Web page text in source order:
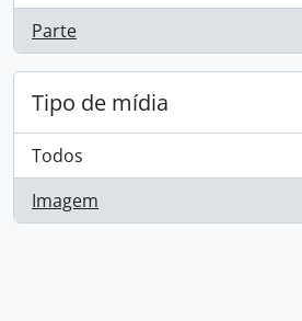
Parte
, 72 resultados
Tipo de mídia
Todos
Imagem
, 72 resultados